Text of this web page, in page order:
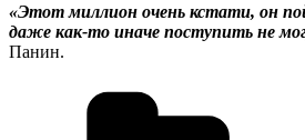
«Этот миллион очень кстати, он
даже как-то иначе поступить не
Панин.